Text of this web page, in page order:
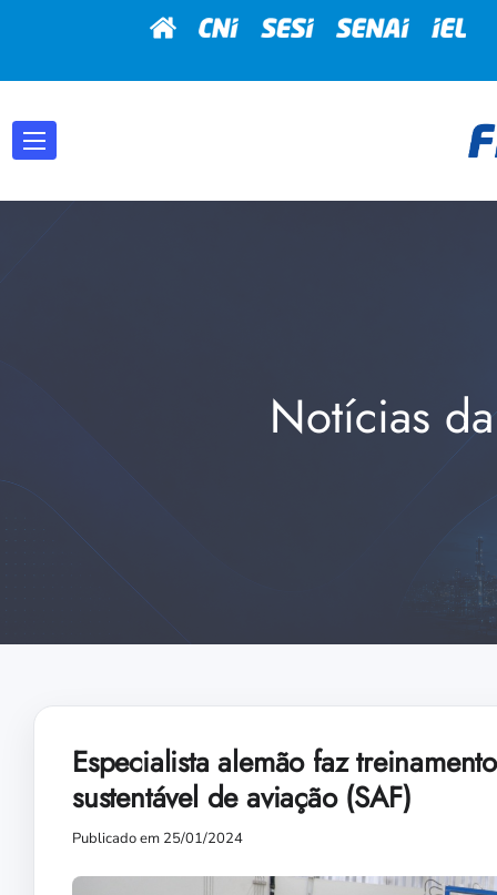
Notícias
Especialista alemão faz
sustentável de aviação (SAF)
Publicado em 25/01/2024